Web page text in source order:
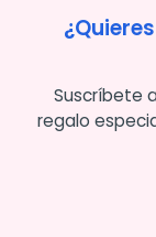
Suscríbete
regalo